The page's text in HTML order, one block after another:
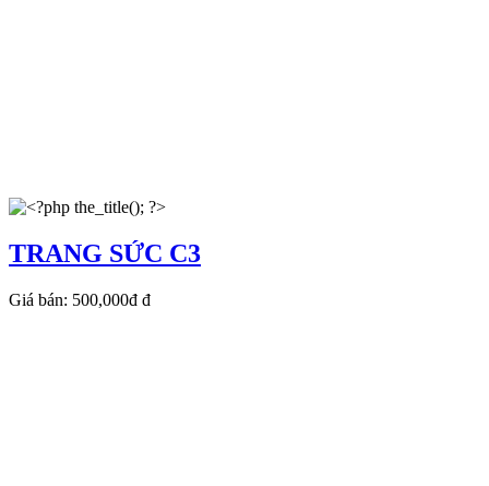
TRANG SỨC C3
Giá bán: 500,000đ đ